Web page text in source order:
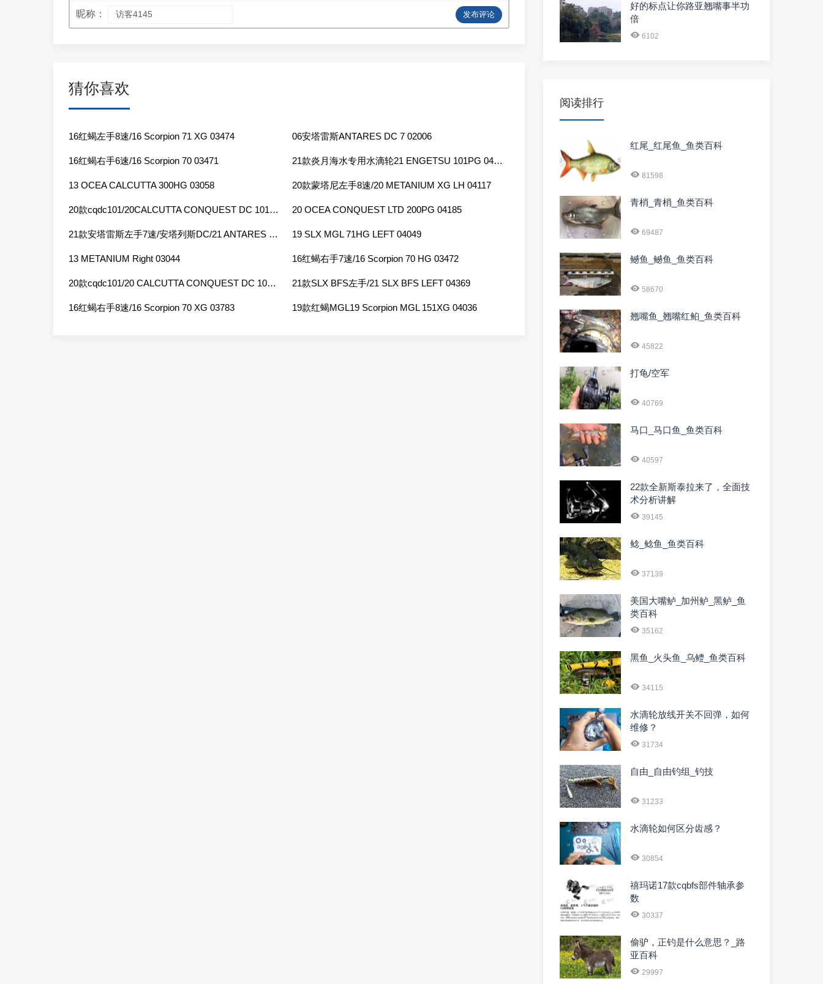
昵称： 发布评论
猜你喜欢
16红蝎左手8速/16 Scorpion 71 XG 03474 06安塔雷斯ANTARES DC 7 02006
16红蝎右手6速/16 Scorpion 70 03471 21款炎月海水专用水滴轮21 ENGETSU 101PG 04301
13 OCEA CALCUTTA 300HG 03058 20款蒙塔尼左手8速/20 METANIUM XG LH 04117
20款cqdc101/20CALCUTTA CONQUEST DC 101HG LEFT 04086 20 OCEA CONQUEST LTD 200PG 04185
21款安塔雷斯左手7速/安塔列斯DC/21 ANTARES DC HG LEFT 04263 19 SLX MGL 71HG LEFT 04049
13 METANIUM Right 03044 16红蝎右手7速/16 Scorpion 70 HG 03472
20款cqdc101/20 CALCUTTA CONQUEST DC 101 LEFT 04084 21款SLX BFS左手/21 SLX BFS LEFT 04369
16红蝎右手8速/16 Scorpion 70 XG 03783 19款红蝎MGL19 Scorpion MGL 151XG 04036
好的标点让你路亚翘嘴事半功
倍
6102
阅读排行
红尾_红尾鱼_鱼类百科
81598
青梢_青梢_鱼类百科
69487
鳡鱼_鳡鱼_鱼类百科
58670
翘嘴鱼_翘嘴红鲌_鱼类百科
45822
打龟/空军
40769
马口_马口鱼_鱼类百科
40597
22款全新斯泰拉来了，全面技
术分析讲解
39145
鲶_鲶鱼_鱼类百科
37139
美国大嘴鲈_加州鲈_黑鲈_鱼
类百科
35162
黑鱼_火头鱼_乌鳢_鱼类百科
34115
水滴轮放线开关不回弹，如何
维修？
31734
自由_自由钓组_钓技
31233
水滴轮如何区分齿感？
30854
禧玛诺17款cqbfs部件轴承参
数
30337
偷驴，正钓是什么意思？_路
亚百科
29997